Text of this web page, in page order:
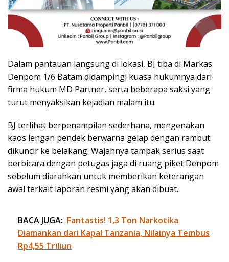
Dalam pantauan langsung di lokasi, BJ tiba di Markas
Denpom 1/6 Batam didampingi kuasa hukumnya dari
firma hukum MD Partner, serta beberapa saksi yang
turut menyaksikan kejadian malam itu.
BJ terlihat berpenampilan sederhana, mengenakan
kaos lengan pendek berwarna gelap dengan rambut
dikuncir ke belakang. Wajahnya tampak serius saat
berbicara dengan petugas jaga di ruang piket Denpom
sebelum diarahkan untuk memberikan keterangan
awal terkait laporan resmi yang akan dibuat.
BACA JUGA: Fantastis! 1,3 Ton Narkotika
Diamankan dari Kapal Tanzania, Nilainya Tembus
Rp4,55 Triliun